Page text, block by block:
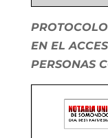
EN EL
PERSONAS